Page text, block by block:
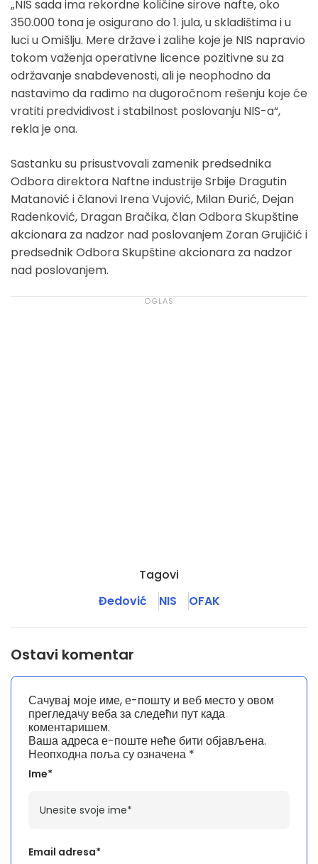
„NIS sada ima rekordne količine sirove nafte, oko
350.000 tona je osigurano do 1. jula, u skladištima i u
luci u Omišlju. Mere države i zalihe koje je NIS napravio
tokom važenja operativne licence pozitivne su za
održavanje snabdevenosti, ali je neophodno da
nastavimo da radimo na dugoročnom rešenju koje će
vratiti predvidivost i stabilnost poslovanju NIS-a“,
rekla je ona.
Sastanku su prisustvovali zamenik predsednika
Odbora direktora Naftne industrije Srbije Dragutin
Matanović i članovi Irena Vujović, Milan Đurić, Dejan
Radenković, Dragan Bračika, član Odbora Skupštine
akcionara za nadzor nad poslovanjem Zoran Grujičić i
predsednik Odbora Skupštine akcionara za nadzor
nad poslovanjem.
Tagovi
Đedović
NIS OFAK
Ostavi komentar
Ваша адреса е-поште неће бити објављена.
Неопходна поља су означена *
Ime*
Email adresa*
Сачувај моје име, е-пошту и веб место у овом
прегледачу веба за следећи пут када
коментаришем.